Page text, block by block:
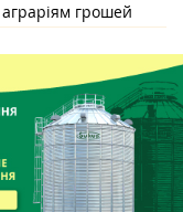
грошей